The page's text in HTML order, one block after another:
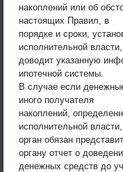
накоплений или об
настоящих Правил, в
порядке и сроки,
исполнительной власти,
доводит указанную
ипотечной системы.
В случае если
иного получателя
накоплений,
исполнительной
орган обязан
органу отчет о
денежных средств до